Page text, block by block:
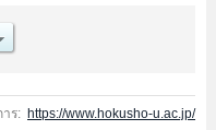
ร: https://www.hokusho-u.ac.jp/